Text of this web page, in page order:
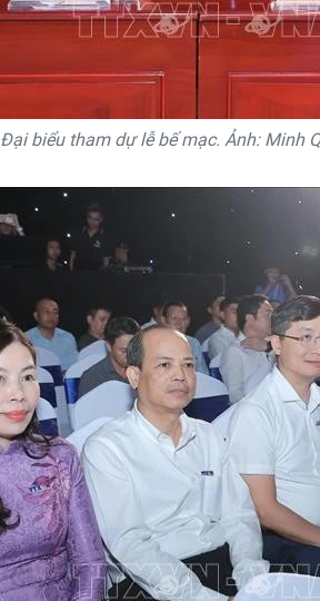
Đại biểu tham dự lễ bế mạc. Ảnh: Minh